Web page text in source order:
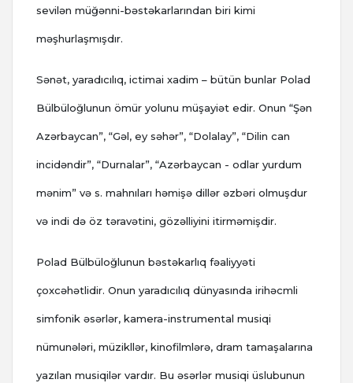
sevilən müğənni-bəstəkarlarından biri kimi
məşhurlaşmışdır.
Sənət, yaradıcılıq, ictimai xadim – bütün bunlar Polad
Bülbüloğlunun ömür yolunu müşayiət edir. Onun “Şən
Azərbaycan”, “Gəl, ey səhər”, “Dolalay”, “Dilin can
incidəndir”, “Durnalar”, “Azərbaycan - odlar yurdum
mənim” və s. mahnıları həmişə dillər əzbəri olmuşdur
və indi də öz təravətini, gözəlliyini itirməmişdir.
Polad Bülbüloğlunun bəstəkarlıq fəaliyyəti
çoxcəhətlidir. Onun yaradıcılıq dünyasında irihəcmli
simfonik əsərlər, kamera-instrumental musiqi
nümunələri, müzikllər, kinofilmlərə, dram tamaşalarına
yazılan musiqilər vardır. Bu əsərlər musiqi üslubunun